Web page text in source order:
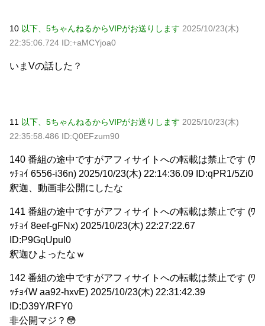
10 以下、5ちゃんねるからVIPがお送りします 2025/10/23(木)
22:35:06.724 ID:+aMCYjoa0
いまVの話した？
11 以下、5ちゃんねるからVIPがお送りします 2025/10/23(木)
22:35:58.486 ID:Q0EFzum90
140 番組の途中ですがアフィサイトへの転載は禁止です (ﾜ
ｯﾁｮｲ 6556-i36n) 2025/10/23(木) 22:14:36.09 ID:qPR1/5Zi0
釈迦、動画非公開にしたな
141 番組の途中ですがアフィサイトへの転載は禁止です (ﾜ
ｯﾁｮｲ 8eef-gFNx) 2025/10/23(木) 22:27:22.67
ID:P9GqUpul0
釈迦ひよったなｗ
142 番組の途中ですがアフィサイトへの転載は禁止です (ﾜ
ｯﾁｮｲW aa92-hxvE) 2025/10/23(木) 22:31:42.39
ID:D39Y/RFY0
非公開マジ？😳